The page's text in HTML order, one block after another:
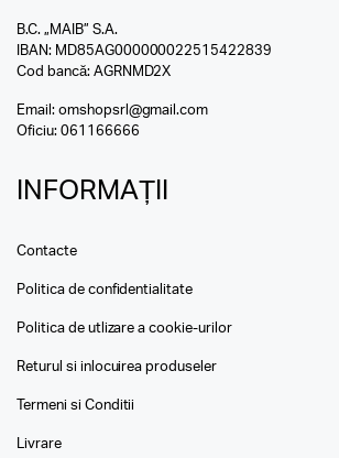
B.C. „MAIB” S.A.
IBAN: MD85AG000000022515422839
Cod bancă: AGRNMD2X
Email: omshopsrl@gmail.com
Oficiu: 061166666
INFORMAȚII
Contacte
Politica de confidentialitate
Politica de utlizare a cookie-urilor
Returul si inlocuirea produseler
Termeni si Conditii
Livrare